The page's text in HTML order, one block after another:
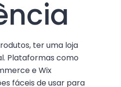
ter uma loja
Plataformas como
e Wix
fáceis de usar para